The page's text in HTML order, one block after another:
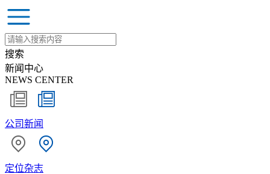
搜索
新闻中心
NEWS CENTER
公司新闻
定位杂志